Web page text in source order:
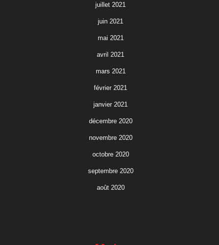
juillet 2021
juin 2021
mai 2021
avril 2021
mars 2021
février 2021
janvier 2021
décembre 2020
novembre 2020
octobre 2020
septembre 2020
août 2020